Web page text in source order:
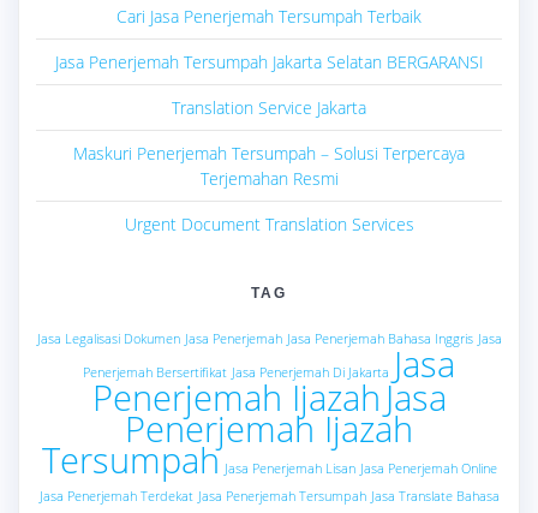
Cari Jasa Penerjemah Tersumpah Terbaik
Jasa Penerjemah Tersumpah Jakarta Selatan BERGARANSI
Translation Service Jakarta
Maskuri Penerjemah Tersumpah – Solusi Terpercaya
Terjemahan Resmi
Urgent Document Translation Services
TAG
Jasa Legalisasi Dokumen Jasa Penerjemah Jasa Penerjemah Bahasa Inggris Jasa
Penerjemah Bersertifikat Jasa Penerjemah Di Jakarta Jasa
Penerjemah Ijazah Jasa
Penerjemah Ijazah
Tersumpah Jasa Penerjemah Lisan Jasa Penerjemah Online
Jasa Penerjemah Terdekat Jasa Penerjemah Tersumpah Jasa Translate Bahasa